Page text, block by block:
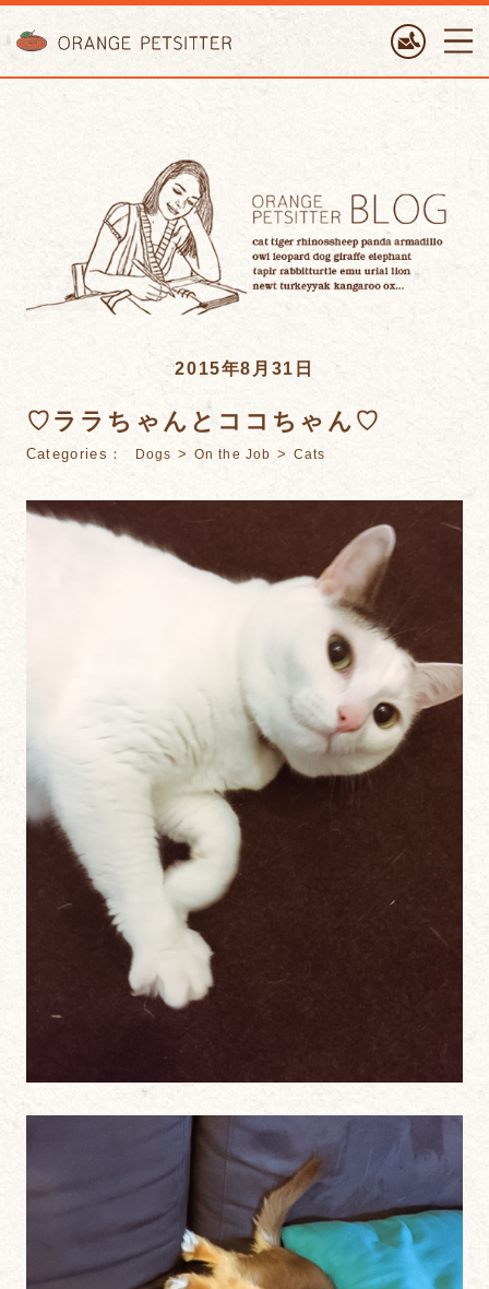
2015年8月31日
♡ララちゃんとココちゃん♡
Categories： Dogs > On the Job > Cats